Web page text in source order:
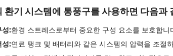
환기 시스템에 통풍구를 사용하면 다음과
성:환경 스트레스로부터 중요한 구성 요소를 보호합니
성:연료 탱크 및 배터리와 같은 시스템의 압력을 조절